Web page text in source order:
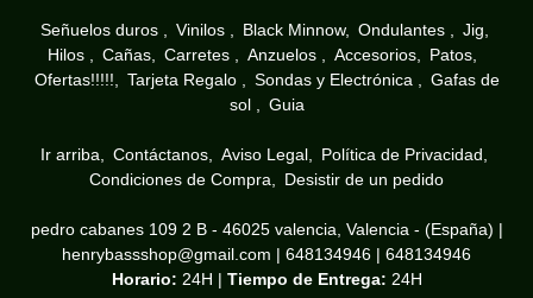
Señuelos duros Vinilos Black Minnow Ondulantes
Jig
Hilos
Cañas Carretes Anzuelos Accesorios
Patos
Ofertas!!!!!
Tarjeta Regalo Sondas y Electrónica
Gafas de
sol
Guia
Ir arriba Contáctanos Aviso Legal
Política de Privacidad
Condiciones de Compra
Desistir de un pedido
pedro cabanes 109 2 B - 46025 valencia, Valencia - (España) |
henrybassshop@gmail.com | 648134946 | 648134946
Horario: 24H | Tiempo de Entrega: 24H